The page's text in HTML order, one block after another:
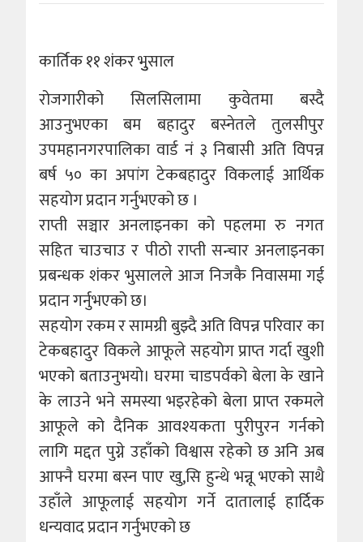
कार्तिक ११ शंकर भुुसाल
रोजगारीको सिलसिलामा कुवेतमा बस्दै
आउनुभएका बम बहादुर बस्नेतले तुलसीपुर
उपमहानगरपालिका वार्ड नं ३ निबासी अति विपन्न
बर्ष ५० का अपांग टेकबहादुर विकलाई आर्थिक
सहयोग प्रदान गर्नुभएको छ ।
राप्ती सञ्चार अनलाइनका को पहलमा रु नगत
सहित चाउचाउ र पीठो राप्ती सन्चार अनलाइनका
प्रबन्धक शंकर भुसालले आज निजकै निवासमा गई
प्रदान गर्नुभएको छ।
सहयोग रकम र सामग्री बुझ्दै अति विपन्न परिवार का
टेकबहादुर विकले आफूले सहयोग प्राप्त गर्दा खुशी
भएको बताउनुभयो। घरमा चाडपर्वको बेला के खाने
के लाउने भने समस्या भइरहेको बेला प्राप्त रकमले
आफूले को दैनिक आवश्यकता पुरीपुरन गर्नको
लागि मद्दत पुग्ने उहाँको विश्वास रहेको छ अनि अब
आफ्नै घरमा बस्न पाए खु,सि हुन्थे भन्नू भएकाे साथै
उहाँले आफूलाई सहयोग गर्ने दातालाई हार्दिक
धन्यवाद प्रदान गर्नुभएको छ